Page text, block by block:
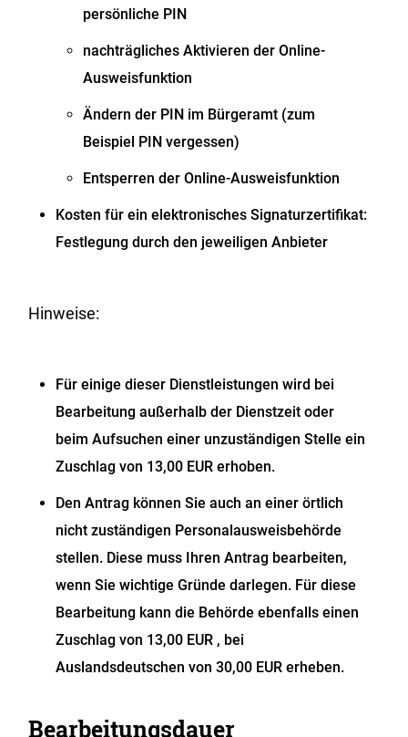
persönliche PIN
nachträgliches Aktivieren der Online-
Ausweisfunktion
Ändern der PIN im Bürgeramt (zum
Beispiel PIN vergessen)
Entsperren der Online-Ausweisfunktion
Kosten für ein elektronisches Signaturzertifikat:
Festlegung durch den jeweiligen Anbieter
Hinweise:
Für einige dieser Dienstleistungen wird bei
Bearbeitung außerhalb der Dienstzeit oder
beim Aufsuchen einer unzuständigen Stelle ein
Zuschlag von 13,00 EUR erhoben.
Den Antrag können Sie auch an einer örtlich
nicht zuständigen Personalausweisbehörde
stellen. Diese muss Ihren Antrag bearbeiten,
wenn Sie wichtige Gründe darlegen. Für diese
Bearbeitung kann die Behörde ebenfalls einen
Zuschlag von 13,00 EUR , bei
Auslandsdeutschen von 30,00 EUR erheben.
Bearbeitungsdauer